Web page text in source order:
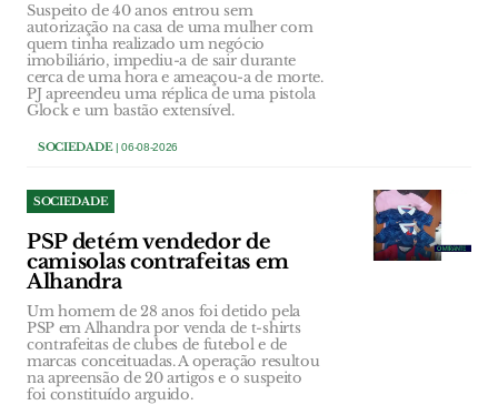
Suspeito de 40 anos entrou sem
autorização na casa de uma mulher com
quem tinha realizado um negócio
imobiliário, impediu-a de sair durante
cerca de uma hora e ameaçou-a de morte.
PJ apreendeu uma réplica de uma pistola
Glock e um bastão extensível.
SOCIEDADE| 06-08-2026
SOCIEDADE
PSP detém vendedor de
camisolas contrafeitas em
Alhandra
Um homem de 28 anos foi detido pela
PSP em Alhandra por venda de t-shirts
contrafeitas de clubes de futebol e de
marcas conceituadas. A operação resultou
na apreensão de 20 artigos e o suspeito
foi constituído arguido.